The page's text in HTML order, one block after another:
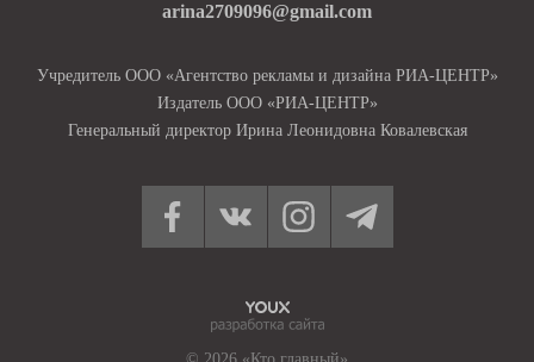
arina2709096@gmail.com
Учредитель ООО «Агентство рекламы и дизайна РИА-ЦЕНТР»
Издатель ООО «РИА-ЦЕНТР»
Генеральный директор Ирина Леонидовна Ковалевская